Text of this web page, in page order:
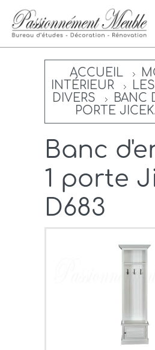
ACCUEIL
INTÉRIEUR
DIVERS
BANC
PORTE
Banc
1 porte
D683